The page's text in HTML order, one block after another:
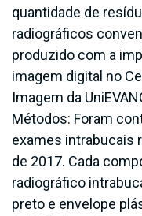
quantidade de
radiográficos
produzido com a
imagem digital no
Imagem da
Métodos: Foram
exames intrabucais
de 2017. Cada
radiográfico
preto e envelope